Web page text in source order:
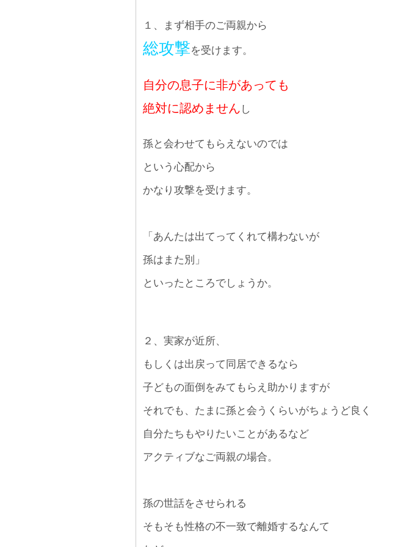
１、まず相手のご両親から
総攻撃を受けます。
自分の息子に非があっても
絶対に認めません し
孫と会わせてもらえないのでは
という心配から
かなり攻撃を受けます。
「あんたは出てってくれて構わないが
孫はまた別」
といったところでしょうか。
２、実家が近所、
もしくは出戻って同居できるなら
子どもの面倒をみてもらえ助かりますが
それでも、たまに孫と会うくらいがちょうど良く
自分たちもやりたいことがあるなど
アクティブなご両親の場合。
孫の世話をさせられる
そもそも性格の不一致で離婚するなんて